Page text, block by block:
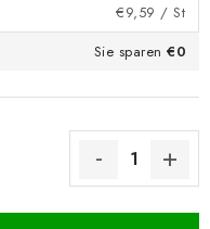
€9,59 / St
Sie sparen €0